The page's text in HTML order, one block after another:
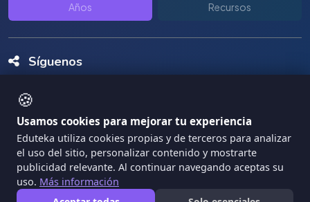
🍪
Usamos cookies para mejorar tu experiencia
Eduteka utiliza cookies propias y de terceros para analizar
el uso del sitio, personalizar contenido y mostrarte
publicidad relevante. Al continuar navegando aceptas su
uso. Más información
Años Recursos
Síguenos
Copyright Eduteka 2001-2026 - Universidad ICESI
Términos de Servicio